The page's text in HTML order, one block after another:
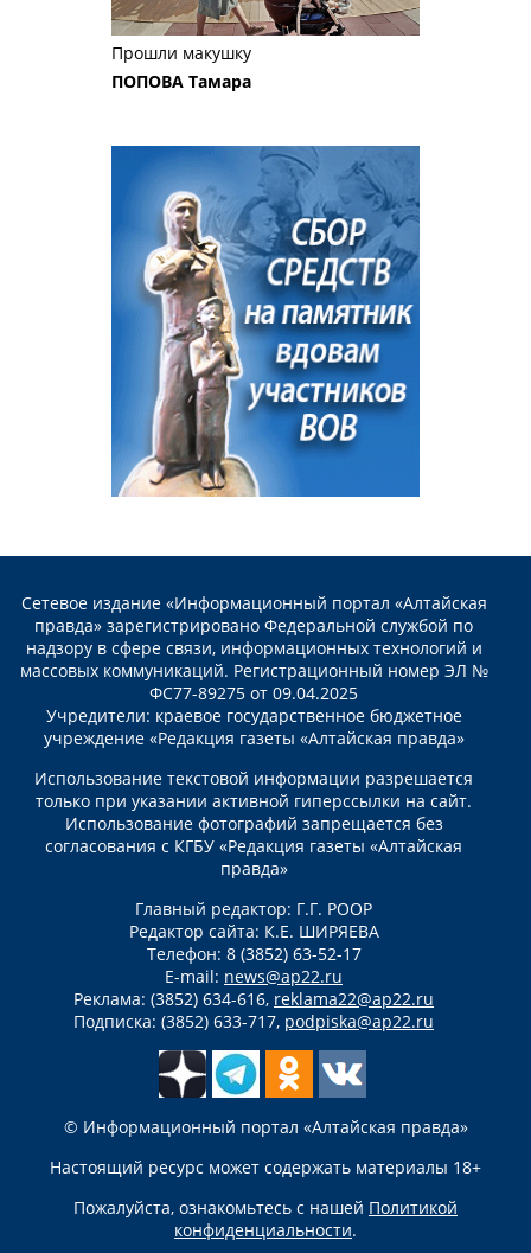
Прошли макушку
ПОПОВА Тамара
Сетевое издание «Информационный портал «Алтайская
правда» зарегистрировано Федеральной службой по
надзору в сфере связи, информационных технологий и
массовых коммуникаций. Регистрационный номер ЭЛ №
ФС77-89275 от 09.04.2025
Учредители: краевое государственное бюджетное
учреждение «Редакция газеты «Алтайская правда»
Использование текстовой информации разрешается
только при указании активной гиперссылки на сайт.
Использование фотографий запрещается без
согласования с КГБУ «Редакция газеты «Алтайская
правда»
Главный редактор: Г.Г. РООР
Редактор сайта: К.Е. ШИРЯЕВА
Телефон: 8 (3852) 63-52-17
E-mail: news@ap22.ru
Реклама: (3852) 634-616, reklama22@ap22.ru
Подписка: (3852) 633-717, podpiska@ap22.ru
© Информационный портал «Алтайская правда»
Настоящий ресурс может содержать материалы 18+
Пожалуйста, ознакомьтесь с нашей Политикой
конфиденциальности.